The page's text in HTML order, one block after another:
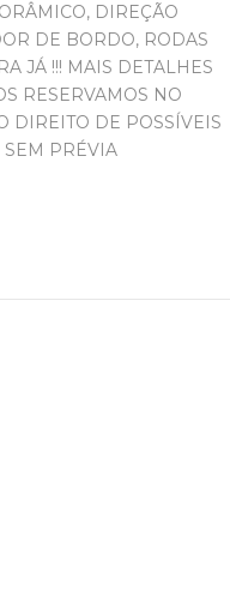
DIREÇÃO
DE BORDO, RODAS
JÁ !!! MAIS DETALHES
RESERVAMOS NO
DIREITO DE POSSÍVEIS
SEM PRÉVIA